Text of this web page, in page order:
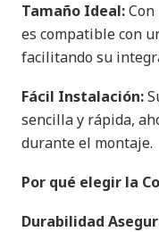
Tamaño Ideal:
es compatible con
facilitando su
Fácil Instalación:
sencilla y rápida,
durante el montaje.
Por qué elegir la
Durabilidad